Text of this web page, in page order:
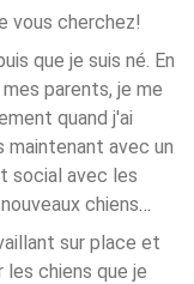
vous cherchez!
que je suis né. En
parents, je me
quand j'ai
maintenant avec un
social avec les
chiens
sur place et
les chiens que je